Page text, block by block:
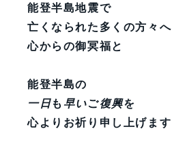
能登半島地震で
亡くなられた多くの方々へ
心からの御冥福と
能登半島の
一日も 早いご復興を
心よりお祈り申し上げます